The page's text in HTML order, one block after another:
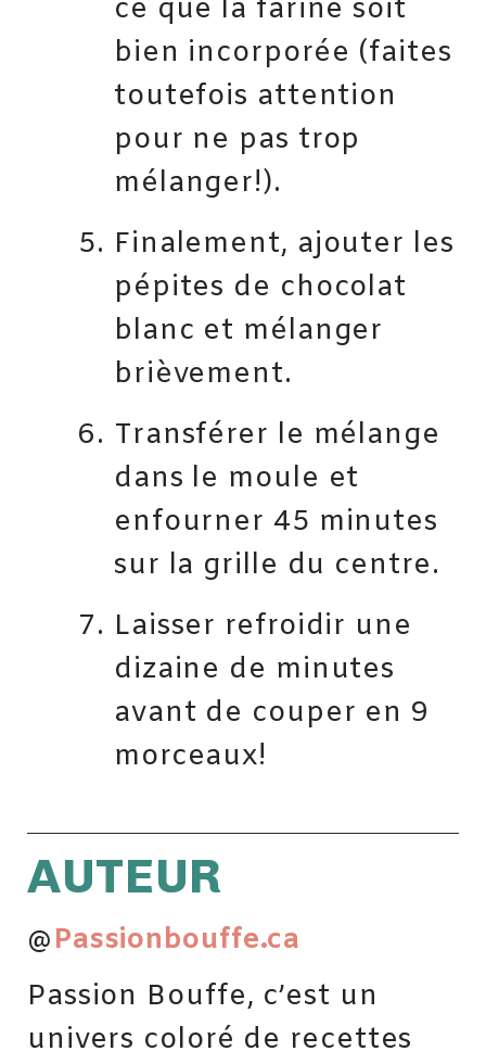
ce que la farine soit
bien incorporée (faites
toutefois attention
pour ne pas trop
mélanger!).
Finalement, ajouter les
pépites de chocolat
blanc et mélanger
brièvement.
Transférer le mélange
dans le moule et
enfourner 45 minutes
sur la grille du centre.
Laisser refroidir une
dizaine de minutes
avant de couper en 9
morceaux!
AUTEUR
@Passionbouffe.ca
Passion Bouffe, c’est un
univers coloré de recettes